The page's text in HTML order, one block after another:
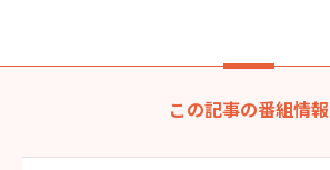
この記事の番組情報